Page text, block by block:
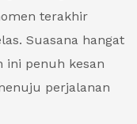
terakhir
Suasana hangat
ini penuh kesan
perjalanan